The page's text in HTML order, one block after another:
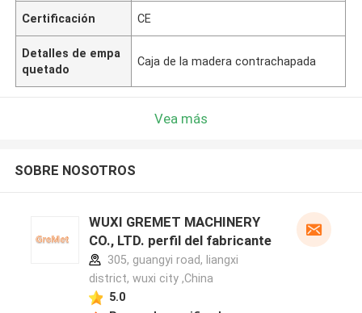
Certificación CE
Detalles de empa
quetado
Caja de la madera contrachapada
Vea más
SOBRE NOSOTROS
WUXI GREMET MACHINERY
CO., LTD. perfil del fabricante
305, guangyi road, liangxi
district, wuxi city ,China
5.0